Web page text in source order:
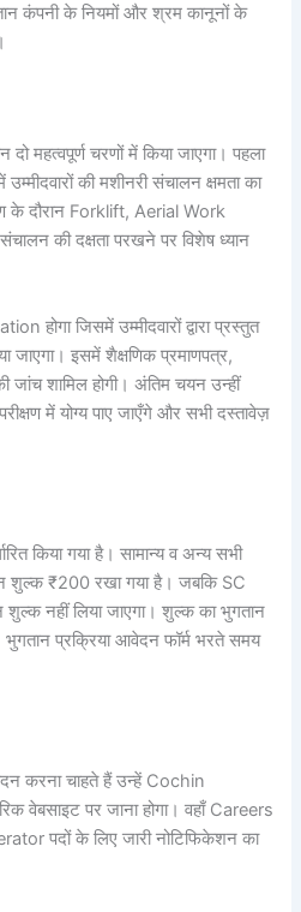
कंपनी के नियमों और श्रम कानूनों के
दो महत्वपूर्ण चरणों में किया जाएगा। पहला
की मशीनरी संचालन क्षमता का
के दौरान Forklift, Aerial Work
की दक्षता परखने पर विशेष ध्यान
होगा जिसमें उम्मीदवारों द्वारा प्रस्तुत
जाएगा। इसमें शैक्षणिक प्रमाणपत्र,
शामिल होगी। अंतिम चयन उन्हीं
परीक्षण में योग्य पाए जाएँगे और सभी दस्तावेज़
किया गया है। सामान्य व अन्य सभी
शुल्क ₹200 रखा गया है। जबकि SC
नहीं लिया जाएगा। शुल्क का भुगतान
प्रक्रिया आवेदन फॉर्म भरते समय
करना चाहते हैं उन्हें Cochin
वेबसाइट पर जाना होगा। वहाँ Careers
पदों के लिए जारी नोटिफिकेशन का